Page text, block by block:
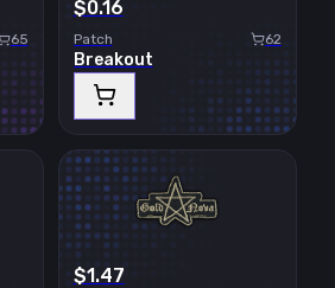
65
$0.16
Patch 62
Breakout
$1.47